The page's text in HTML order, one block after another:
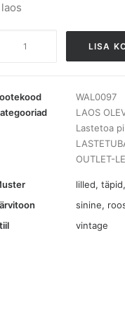
laos
LISA
WAL0097
LAOS
Lastetoa
OUTLET-
lilled,
sinine,
vintage